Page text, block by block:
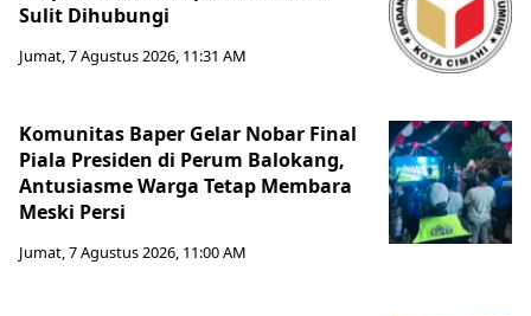
Sulit Dihubungi
Jumat, 7 Agustus 2026, 11:31 AM
Komunitas Baper Gelar Nobar Final
Piala Presiden di Perum Balokang,
Antusiasme Warga Tetap Membara
Meski Persi
Jumat, 7 Agustus 2026, 11:00 AM